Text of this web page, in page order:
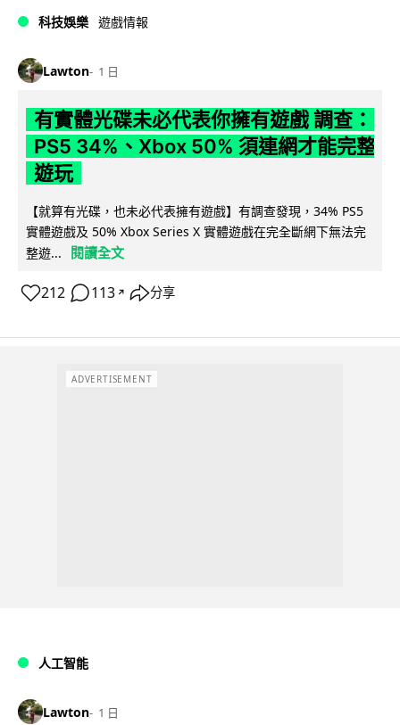
科技娛樂 遊戲情報
Lawton 1 日
有實體光碟未必代表你擁有遊戲 調查：
PS5 34%、Xbox 50% 須連網才能完整
遊玩
【就算有光碟，也未必代表擁有遊戲】有調查發現，34% PS5
實體遊戲及 50% Xbox Series X 實體遊戲在完全斷網下無法完
整遊...
閱讀全文
212 113 ↗ 分享
ADVERTISEMENT
人工智能
Lawton 1 日